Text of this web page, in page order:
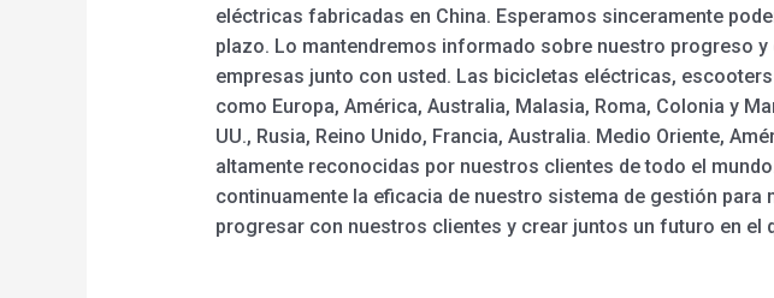
eléctricas fabricadas en China. Esperamos sinceramente
plazo. Lo mantendremos informado sobre nuestro progreso
empresas junto con usted. Las bicicletas eléctricas,
como Europa, América, Australia, Malasia, Roma, Colonia y
UU., Rusia, Reino Unido, Francia, Australia. Medio Oriente,
altamente reconocidas por nuestros clientes de todo el
continuamente la eficacia de nuestro sistema de gestión
progresar con nuestros clientes y crear juntos un futuro en el